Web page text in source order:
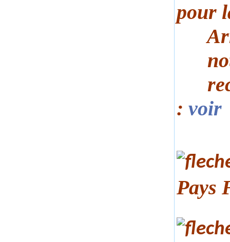
pour
: voir
Pays